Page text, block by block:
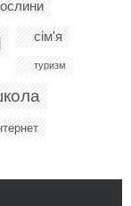
сім'я
туризм